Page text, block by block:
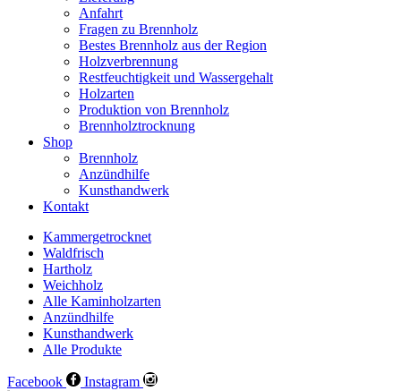
Anfahrt
Fragen zu Brennholz
Bestes Brennholz aus der Region
Holzverbrennung
Restfeuchtigkeit und Wassergehalt
Holzarten
Produktion von Brennholz
Brennholztrocknung
Shop
Brennholz
Anzündhilfe
Kunsthandwerk
Kontakt
Kammergetrocknet
Waldfrisch
Hartholz
Weichholz
Alle Kaminholzarten
Anzündhilfe
Kunsthandwerk
Alle Produkte
Facebook
Instagram